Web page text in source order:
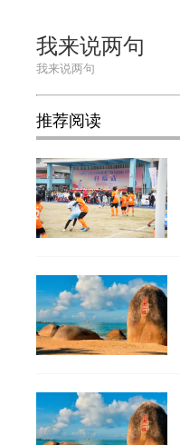
我来说两句
推荐阅读